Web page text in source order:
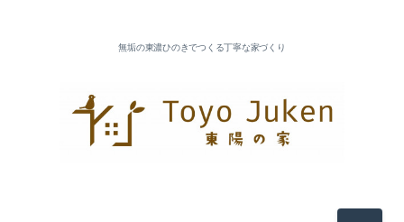
2026-02（4）
2026-01（6）
無垢の東濃ひのきでつくる丁寧な家づくり